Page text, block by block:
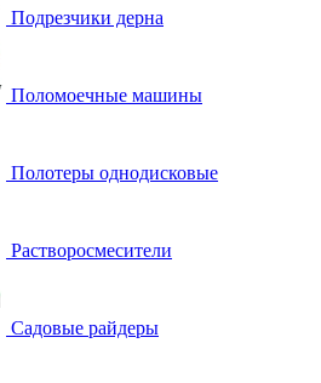
Подрезчики дерна
Поломоечные машины
Полотеры однодисковые
Растворосмесители
Садовые райдеры